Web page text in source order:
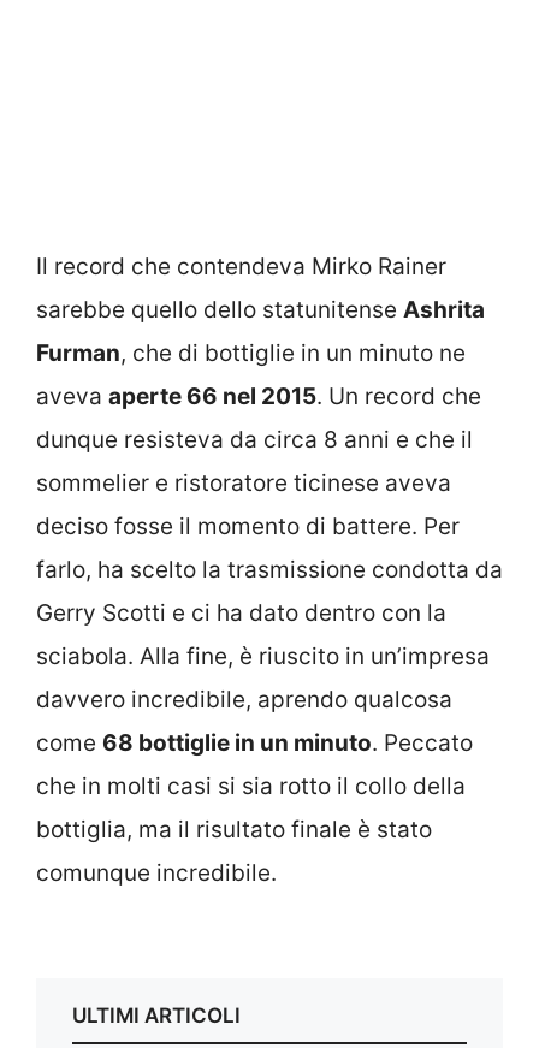
Il record che contendeva Mirko Rainer
sarebbe quello dello statunitense Ashrita
Furman, che di bottiglie in un minuto ne
aveva aperte 66 nel 2015. Un record che
dunque resisteva da circa 8 anni e che il
sommelier e ristoratore ticinese aveva
deciso fosse il momento di battere. Per
farlo, ha scelto la trasmissione condotta da
Gerry Scotti e ci ha dato dentro con la
sciabola. Alla fine, è riuscito in un’impresa
davvero incredibile, aprendo qualcosa
come 68 bottiglie in un minuto. Peccato
che in molti casi si sia rotto il collo della
bottiglia, ma il risultato finale è stato
comunque incredibile.
ULTIMI ARTICOLI